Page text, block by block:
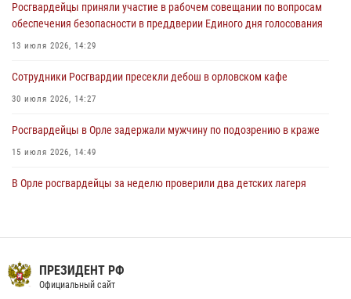
совершении противоправных действий
Росгвардейцы приняли участие в рабочем совещании по вопросам
обеспечения безопасности в преддверии Единого дня голосования
13 июля 2026, 14:29
Сотрудники Росгвардии пресекли дебош в орловском кафе
30 июля 2026, 14:27
Росгвардейцы в Орле задержали мужчину по подозрению в краже
15 июля 2026, 14:49
В Орле росгвардейцы за неделю проверили два детских лагеря
Росгвардейцы провели брифинг по теме изменений в
29 июля 2026, 14:06
ПРЕЗИДЕНТ РФ
Официальный сайт